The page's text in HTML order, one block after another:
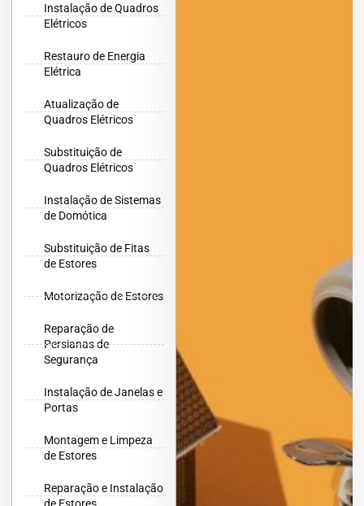
Instalação de Quadros
Elétricos
Restauro de Energia
Elétrica
Atualização de
Quadros Elétricos
Substituição de
Quadros Elétricos
Instalação de Sistemas
de Domótica
Substituição de Fitas
de Estores
Motorização de Estores
Reparação de
Persianas de
Segurança
Instalação de Janelas e
Portas
Montagem e Limpeza
de Estores
Reparação e Instalação
de Estores